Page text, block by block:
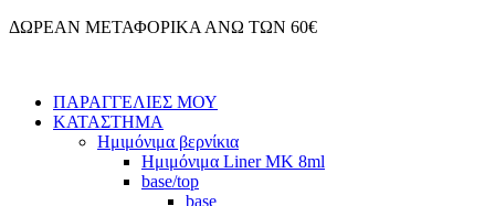
Μετάβαση
ΔΩΡΕΑΝ ΜΕΤΑΦΟΡΙΚΑ ΑΝΩ ΤΩΝ 60€
ΠΑΡΑΓΓΕΛΙΕΣ ΜΟΥ
ΚΑΤΑΣΤΗΜΑ
Ημιμόνιμα βερνίκια
Ημιμόνιμα Liner ΜΚ 8ml
base/top
base